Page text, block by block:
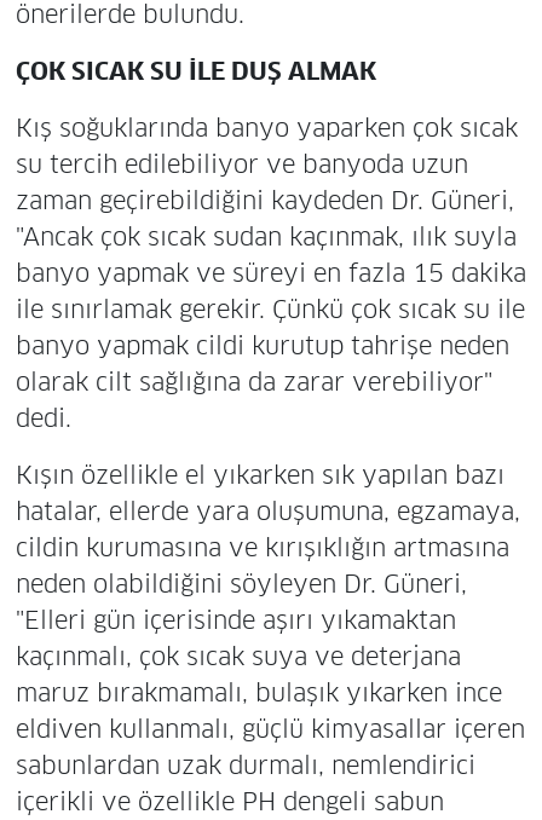
önerilerde bulundu.
ÇOK SICAK SU İLE DUŞ ALMAK
Kış soğuklarında banyo yaparken çok sıcak
su tercih edilebiliyor ve banyoda uzun
zaman geçirebildiğini kaydeden Dr. Güneri,
"Ancak çok sıcak sudan kaçınmak, ılık suyla
banyo yapmak ve süreyi en fazla 15 dakika
ile sınırlamak gerekir. Çünkü çok sıcak su ile
banyo yapmak cildi kurutup tahrişe neden
olarak cilt sağlığına da zarar verebiliyor"
dedi.
Kışın özellikle el yıkarken sık yapılan bazı
hatalar, ellerde yara oluşumuna, egzamaya,
cildin kurumasına ve kırışıklığın artmasına
neden olabildiğini söyleyen Dr. Güneri,
"Elleri gün içerisinde aşırı yıkamaktan
kaçınmalı, çok sıcak suya ve deterjana
maruz bırakmamalı, bulaşık yıkarken ince
eldiven kullanmalı, güçlü kimyasallar içeren
sabunlardan uzak durmalı, nemlendirici
içerikli ve özellikle PH dengeli sabun